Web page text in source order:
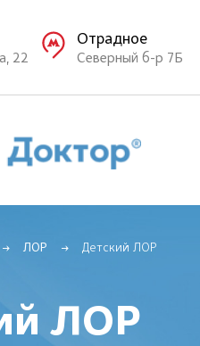
22
Отрадное
Северный б-р 7Б
ЛОР Детский ЛОР
ЛОР